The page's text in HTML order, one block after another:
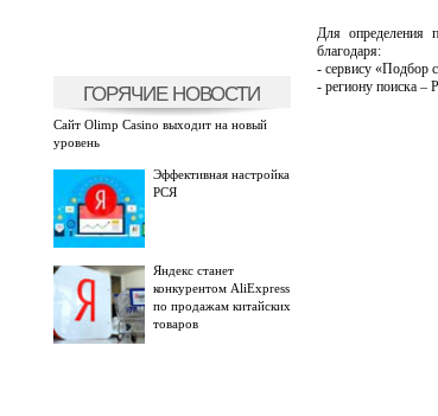
ГОРЯЧИЕ НОВОСТИ
Сайт Olimp Casino выходит на новый
уровень
Эффективная настройка
РСЯ
Яндекс станет
конкурентом AliExpress
по продажам китайских
товаров
Для определения
благодаря:
- сервису «Подбор
- региону поиска –